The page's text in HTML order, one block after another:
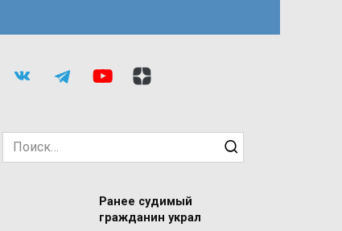
Search
for:
Ранее судимый
гражданин украл